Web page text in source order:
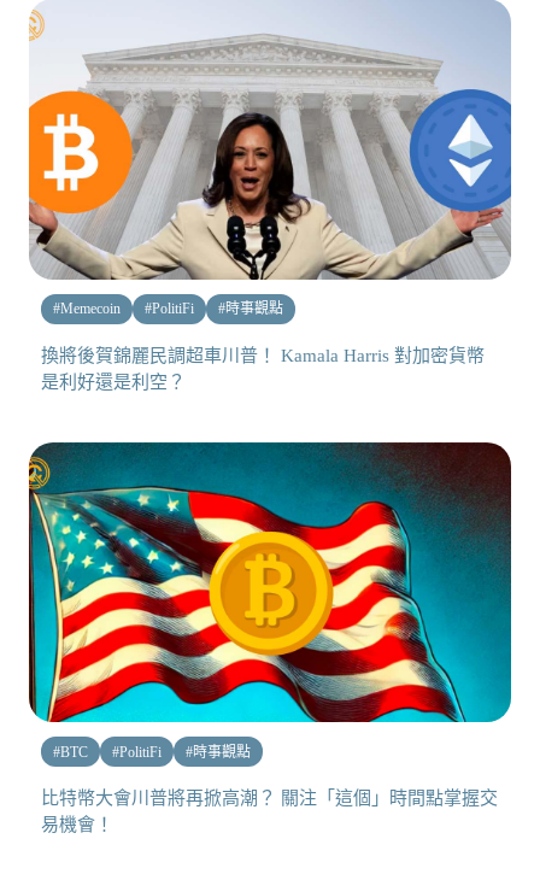
#Memecoin #PolitiFi #時事觀點
換將後賀錦麗民調超車川普！ Kamala Harris 對加密貨幣
是利好還是利空？
#BTC #PolitiFi #時事觀點
比特幣大會川普將再掀高潮？ 關注「這個」時間點掌握交
易機會！